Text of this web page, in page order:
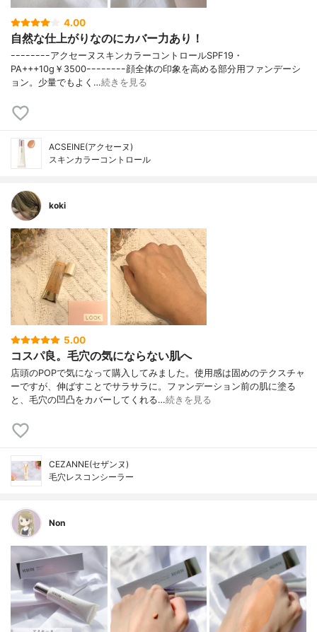
4.00
自然な仕上がりなのにカバー力あり！
ｰｰｰｰｰｰｰｰアクセーヌスキンカラーコントロールSPF19・
PA+++10g￥3500ｰｰｰｰｰｰｰｰ顔全体の印象を高める部分用ファンデーシ
ョン。少量でもよく…続きを見る
ACSEINE(アクセーヌ)
スキンカラーコントロール
koki
5.00
コスパ良。毛穴の気にならない肌へ
店頭のPOPで気になって購入してみました。使用感は固めのテクスチャ
ーですが、伸ばすことでサラサラに。ファンデーション前の肌に塗る
と、毛穴の凹凸をカバーしてくれる…続きを見る
CEZANNE(セザンヌ)
毛穴レスコンシーラー
Non